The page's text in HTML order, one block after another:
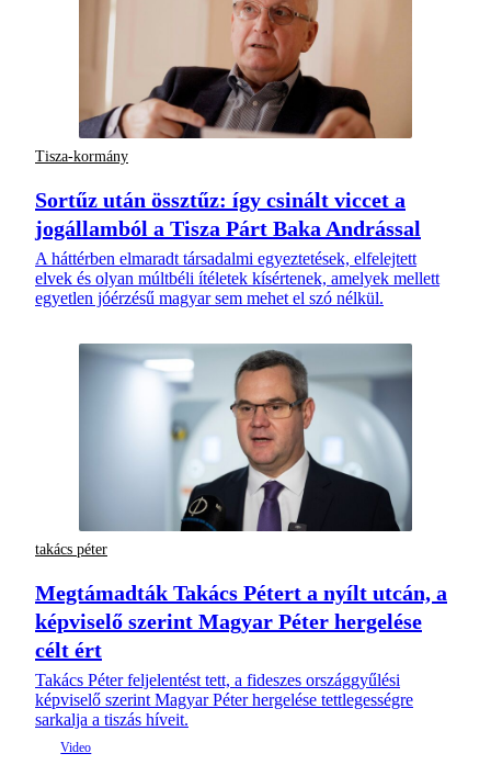
Tisza-kormány
Sortűz után össztűz: így csinált viccet a
jogállamból a Tisza Párt Baka Andrással
A háttérben elmaradt társadalmi egyeztetések, elfelejtett
elvek és olyan múltbéli ítéletek kísértenek, amelyek mellett
egyetlen jóérzésű magyar sem mehet el szó nélkül.
takács péter
Megtámadták Takács Pétert a nyílt utcán, a
képviselő szerint Magyar Péter hergelése
célt ért
Takács Péter feljelentést tett, a fideszes országgyűlési
képviselő szerint Magyar Péter hergelése tettlegességre
sarkalja a tiszás híveit.